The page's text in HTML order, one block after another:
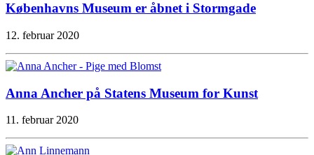
Københavns Museum er åbnet i Stormgade
12. februar 2020
Anna Ancher på Statens Museum for Kunst
11. februar 2020